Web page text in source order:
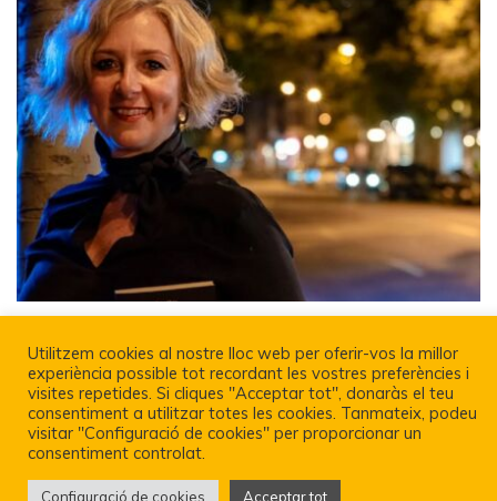
Política De Privacitat I Avís Legal
Utilitzem cookies al nostre lloc web per oferir-vos la millor
experiència possible tot recordant les vostres preferències i
visites repetides. Si cliques "Acceptar tot", donaràs el teu
consentiment a utilitzar totes les cookies. Tanmateix, podeu
visitar "Configuració de cookies" per proporcionar un
consentiment controlat.
Configuració de cookies Acceptar tot